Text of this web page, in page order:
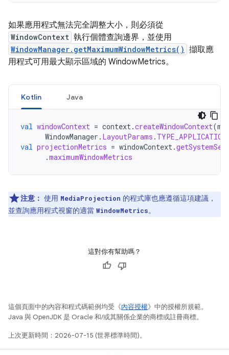
如果應用程式無法完全調整大小，則必須從
WindowContext 執行個體查詢邊界，並使用
WindowManager.getMaximumWindowMetrics() 擷取應
用程式可用最大顯示區域的 WindowMetrics。
Kotlin Java
val windowContext = context.createWindowContext(
WindowManager . LayoutParams . TYPE_APPLICATION
val projectionMetrics = windowContext.
.maximumWindowMetrics
注意： 使用 MediaProjection 的程式庫也應遵循這項建議，
並查詢應用程式視窗的適當 WindowMetrics。
這對你有幫助嗎？
這個頁面中的內容和程式碼範例均受《內容授權》中的授權所規範。
Java 與 OpenJDK 是 Oracle 和/或其關係企業的商標或註冊商標。
上次更新時間：2026-07-15 (世界標準時間)。